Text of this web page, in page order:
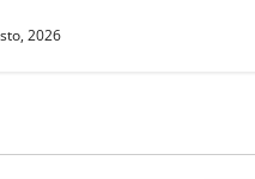
2026